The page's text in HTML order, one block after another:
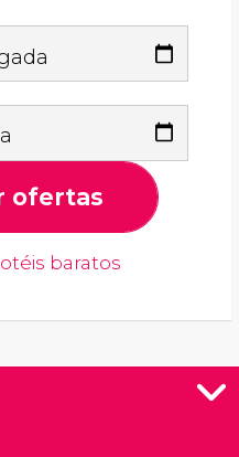
ofertas
baratos